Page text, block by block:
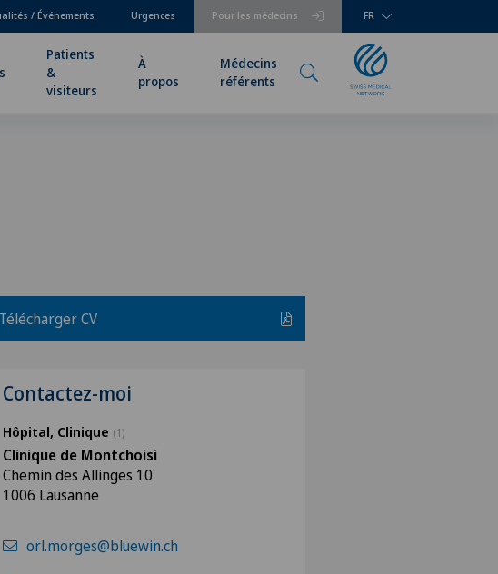
Pour les médecins
/ Événements Urgences FR
Patients
&
visiteurs
À
propos
Médecins
référents
Télécharger CV
Contactez-moi
Hôpital, Clinique (1)
Clinique de Montchoisi
Chemin des Allinges 10
1006 Lausanne
orl.morges@bluewin.ch